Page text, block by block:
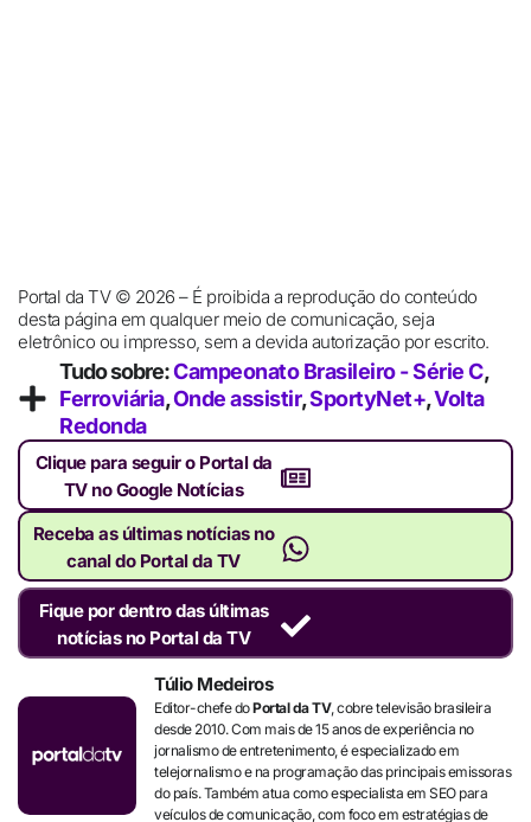
Portal da TV © 2026 – É proibida a reprodução do conteúdo
desta página em qualquer meio de comunicação, seja
eletrônico ou impresso, sem a devida autorização por escrito.
Tudo sobre:Campeonato Brasileiro - Série C,
Ferroviária,Onde assistir,SportyNet+,Volta
Redonda
Clique para seguir o Portal da
TV no Google Notícias
Receba as últimas notícias no
canal do Portal da TV
Fique por dentro das últimas
notícias no Portal da TV
Túlio Medeiros
Editor-chefe doPortal da TV, cobre televisão brasileira
desde 2010. Com mais de 15 anos de experiência no
jornalismo de entretenimento, é especializado em
telejornalismo e na programação das principais emissoras
do país. Também atua como especialista em SEO para
veículos de comunicação, com foco em estratégias de